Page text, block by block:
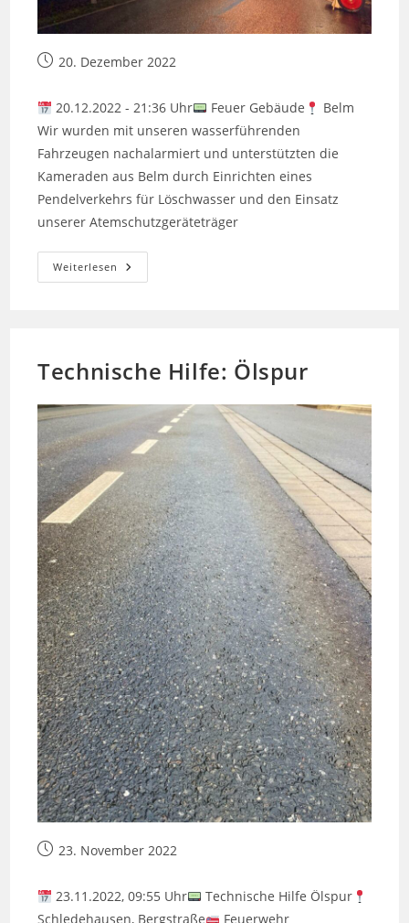
Beitrag20. Dezember 2022
20.12.2022 - 21:36 Uhr Feuer Gebäude
Belm
Wir wurden mit unseren wasserführenden
Fahrzeugen nachalarmiert und unterstützten die
Kameraden aus Belm durch Einrichten eines
Pendelverkehrs für Löschwasser und den Einsatz
unserer Atemschutzgeräteträger
Weiterlesen Nachbarschaftliche
Löschhilfe
Technische Hilfe: Ölspur
Beitrag23. November 2022
23.11.2022, 09:55 Uhr
Technische Hilfe Ölspur
Schledehausen, Bergstraße
Feuerwehr